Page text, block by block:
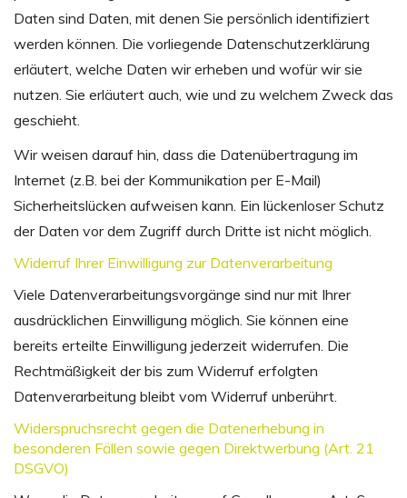
Daten sind Daten, mit denen Sie persönlich identifiziert
werden können. Die vorliegende Datenschutzerklärung
erläutert, welche Daten wir erheben und wofür wir sie
nutzen. Sie erläutert auch, wie und zu welchem Zweck das
geschieht.
Wir weisen darauf hin, dass die Datenübertragung im
Internet (z.B. bei der Kommunikation per E-Mail)
Sicherheitslücken aufweisen kann. Ein lückenloser Schutz
der Daten vor dem Zugriff durch Dritte ist nicht möglich.
Widerruf Ihrer Einwilligung zur Datenverarbeitung
Viele Datenverarbeitungsvorgänge sind nur mit Ihrer
ausdrücklichen Einwilligung möglich. Sie können eine
bereits erteilte Einwilligung jederzeit widerrufen. Die
Rechtmäßigkeit der bis zum Widerruf erfolgten
Datenverarbeitung bleibt vom Widerruf unberührt.
Widerspruchsrecht gegen die Datenerhebung in
besonderen Fällen sowie gegen Direktwerbung (Art. 21
DSGVO)